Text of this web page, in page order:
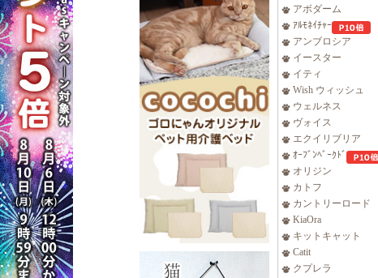
アボダーム
ｱﾙﾓﾈｲﾁｬｰ
アンブロシア
イースター
イティ
Wish ウィッシュ
ウェルネス
ヴォイス
エクイリブリア
ｵｰﾌﾞﾝﾍﾞｰｸﾄﾞ
オリジン
カトフ
カントリーロード
KiaOra
キットキャット
Catit
クプレラ